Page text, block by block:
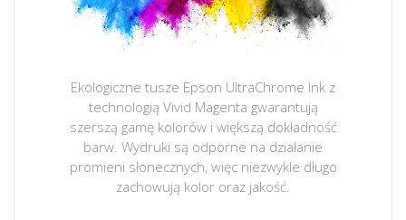
Ekologiczne tusze Epson UltraChrome Ink z
technologią Vivid Magenta gwarantują
szerszą gamę kolorów i większą dokładność
barw. Wydruki są odporne na działanie
promieni słonecznych, więc niezwykle długo
zachowują kolor oraz jakość.